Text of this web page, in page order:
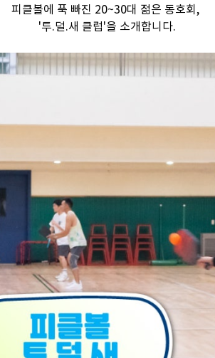
피클볼에 푹 빠진 20~30대 젊은 동호회,
'투.덜.새 클럽'을 소개합니다.